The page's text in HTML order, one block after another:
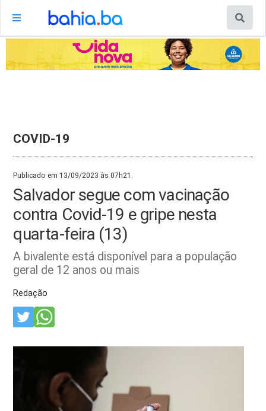
COVID-19
Publicado em 13/09/2023 às 07h21.
Salvador segue com vacinação
contra Covid-19 e gripe nesta
quarta-feira (13)
A bivalente está disponível para a população
geral de 12 anos ou mais
Redação